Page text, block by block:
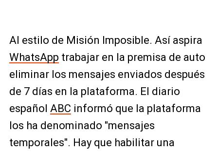
Al estilo de Misión Imposible. Así aspira
WhatsApp trabajar en la premisa de auto
eliminar los mensajes enviados después
de 7 días en la plataforma. El diario
español ABC informó que la plataforma
los ha denominado "mensajes
temporales". Hay que habilitar una